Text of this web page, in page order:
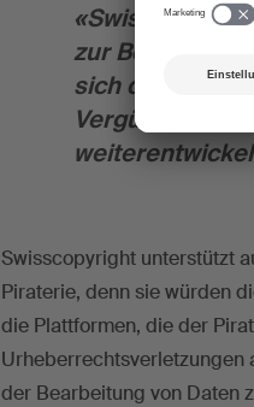
zur
sich die
Vergütung für
Swisscopyright unterstützt
Piraterie, denn sie würden
die Plattformen, die der
Urheberrechtsverletzungen
der Bearbeitung von Daten